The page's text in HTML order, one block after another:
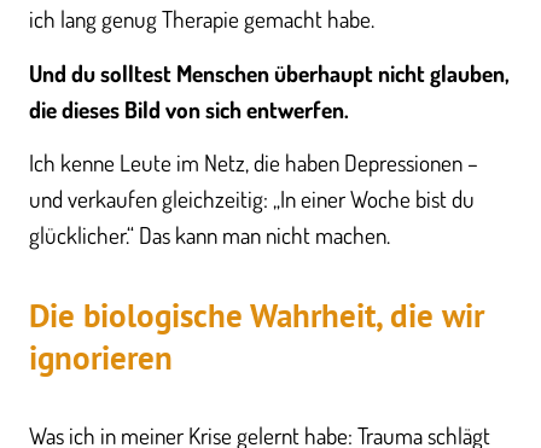
ich lang genug Therapie gemacht habe.
Und du solltest Menschen überhaupt nicht glauben,
die dieses Bild von sich entwerfen.
Ich kenne Leute im Netz, die haben Depressionen –
und verkaufen gleichzeitig: „In einer Woche bist du
glücklicher.“ Das kann man nicht machen.
Die biologische Wahrheit, die wir
ignorieren
Was ich in meiner Krise gelernt habe: Trauma schlägt